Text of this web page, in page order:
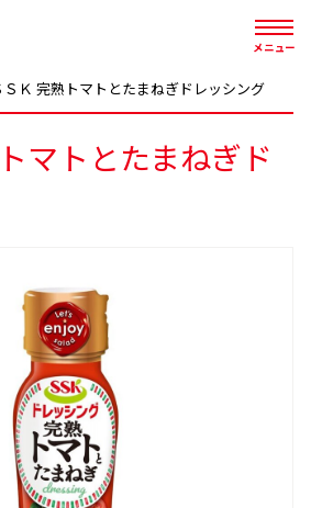
メニュー
ＳＫ 完熟トマトとたまねぎドレッシング
マトとたまねぎド